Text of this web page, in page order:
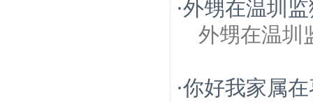
·外甥在温圳
外甥在温圳
·你好我家属